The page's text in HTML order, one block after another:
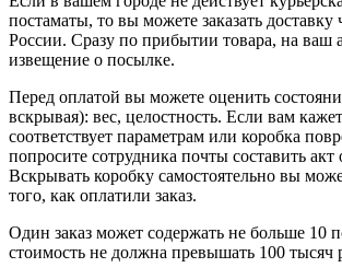
постаматы, то вы можете заказать доставку
России. Сразу по прибытии товара, на ваш
извещение о посылке.
Перед оплатой вы можете оценить
вскрывая): вес, целостность. Если вам
соответствует параметрам или коробка
попросите сотрудника почты составить
Вскрывать коробку самостоятельно вы
того, как оплатили заказ.
Один заказ может содержать не больше 10
стоимость не должна превышать 100 тысяч